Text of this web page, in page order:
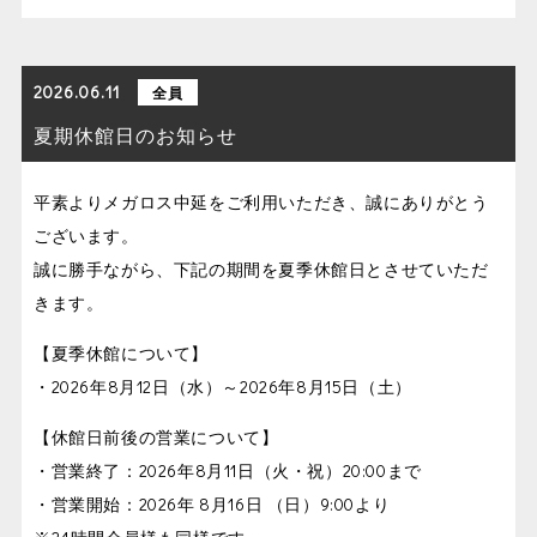
2026.06.11 全員
夏期休館日のお知らせ
平素よりメガロス中延をご利用いただき、誠にありがとう
ございます。
誠に勝手ながら、下記の期間を夏季休館日とさせていただ
きます。
【夏季休館について】
・2026年8月12日（水）～2026年8月15日（土）
【休館日前後の営業について】
・営業終了：2026年8月11日（火・祝）20:00まで
・営業開始：2026年 8月16日 （日）9:00より